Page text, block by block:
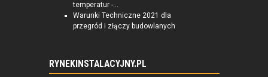
temperatur -...
Warunki Techniczne 2021 dla
przegród i złączy budowlanych
RYNEKINSTALACYJNY.PL